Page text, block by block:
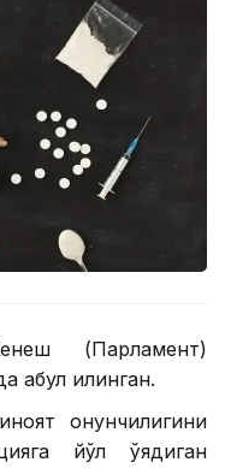
(Парламент)
қилинган.
қонунчилигини
йўл қўядиган